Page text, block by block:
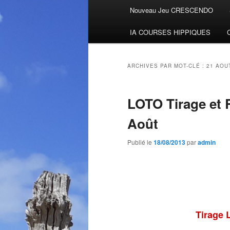
Aller
au
contenu
Aller
au
contenu
Nouveau Jeu CRESCENDO
IA COURSES HIPPIQUES
ARCHIVES PAR MOT-CLÉ : 21
LOTO Tirage et
Août
Publié le 18/08/2013paradmin
Tirage